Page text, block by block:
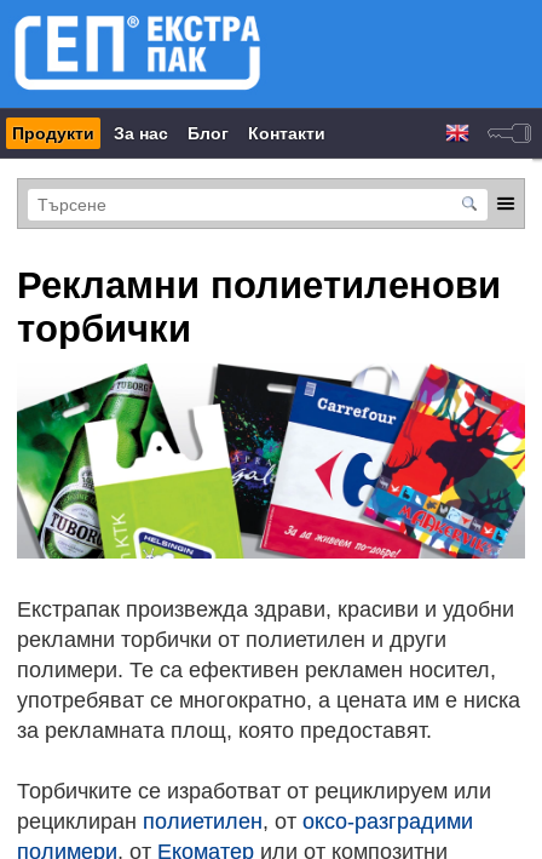
Продукти За нас Блог Контакти
Рекламни полиетиленови
торбички
Екстрапак произвежда здрави, красиви и удобни
рекламни торбички от полиетилен и други
полимери. Те са ефективен рекламен носител,
употребяват се многократно, а цената им е ниска
за рекламната площ, която предоставят.
Торбичките се изработват от рециклируем или
рециклиран полиетилен, от оксо-разградими
полимери, от Екоматерили от композитни